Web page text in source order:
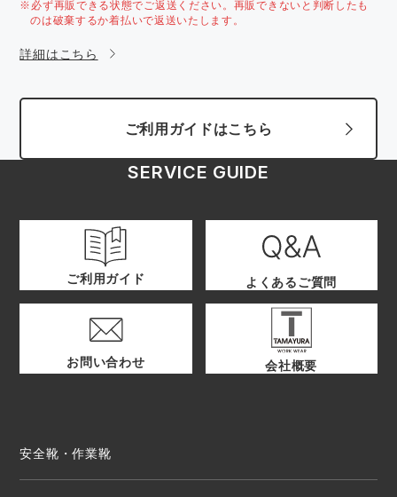
※必ず再販できる状態でご返送ください。再販できないと判断したも
のは破棄するか着払いで返送いたします。
詳細はこちら
ご利用ガイドはこちら
SERVICE GUIDE
ご利用ガイド よくあるご質問
お問い合わせ 会社概要
安全靴・作業靴